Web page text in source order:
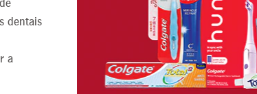
dentais
a